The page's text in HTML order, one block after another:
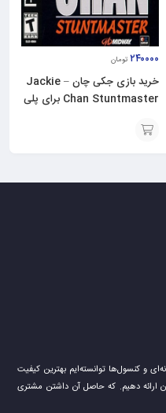
۲۴۰۰۰۰ تومان
خرید بازی جکی چان – Jackie
Chan Stuntmaster برای پلی
و کنسول‌ها توانسته‌ایم بهترین کیفیت
ارائه دهیم. که حاصل آن داشتن مشتری